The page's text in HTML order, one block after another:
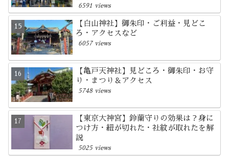
6591 views
【白山神社】御朱印・ご利益・見どこ
ろ・アクセスなど
6057 views
【亀戸天神社】見どころ・御朱印・お守
り・まつり＆アクセス
5748 views
【東京大神宮】鈴蘭守りの効果は？身に
つけ方・紐が切れた・社紋が取れたを解
説
5025 views